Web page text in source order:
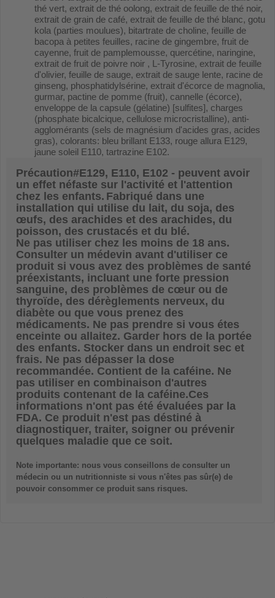
thé vert, extrait de thé oolong, extrait de feuille de thé noir,
extrait de grain de café, extrait de feuille de thé blanc, gotu
kola (parties moulues), bitartrate de choline, feuille de
bacopa à petites feuilles, racine de gingembre, fruit de
cayenne, fruit de pamplemousse, quercétine, naringine,
extrait de fruit de poivre noir , L-Tyrosine, extrait de feuille
d'olivier, feuille de sauge, extrait de sauge lente, racine de
ginseng, phosphatidylsérine, extrait d'écorce de magnolia,
gurmar, pactine de pomme (fruit), cannelle (écorce),
enveloppe de la capsule (gélatine) [sulfites], charges
(phosphate bicalcique, cellulose microcristalline), anti-
agglomérants (sels de magnésium d'acides gras, acides
gras), colorants: bleu brillant E133, rouge allura E129,
jaune soleil E110, tartrazine E102.
Précaution#E129, E110, E102 - peuvent avoir
un effet néfaste sur l'activité et l'attention
chez les enfants. Fabriqué dans une
installation qui utilise du lait, du soja, des
œufs, des arachides et des arachides, du
poisson, des crustacés et du blé.
Ne pas utiliser chez les moins de 18 ans.
Consulter un médevin avant d'utiliser ce
produit si vous avez des problèmes de santé
préexistants, incluant une forte pression
sanguine, des problèmes de cœur ou de
thyroïde, des dérèglements nerveux, du
diabète ou que vous prenez des
médicaments. Ne pas prendre si vous étes
enceinte ou allaitez. Garder hors de la portée
des enfants. Stocker dans un endroit sec et
frais. Ne pas dépasser la dose
recommandée. Contient de la caféine. Ne
pas utiliser en combinaison d'autres
produits contenant de la caféine.Ces
informations n'ont pas été évaluées par la
FDA. Ce produit n'est pas déstiné à
diagnostiquer, traiter, soigner ou prévenir
quelques maladie que ce soit.
Note importante: nous vous conseillons de consulter un
médecin ou un nutritionniste si vous n'êtes pas sûr(e) de
pouvoir consommer ce produit sans risques.